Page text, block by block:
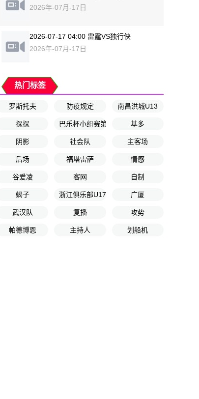
2026年-07月-17日
2026-07-17 04:00 雷霆VS独行侠
2026年-07月-17日
热门标签
罗斯托夫 防疫规定 南昌洪城U13
探探 巴乐杯小组赛第1轮 基多
阴影 社会队 主客场
后场 福塔雷萨 情感
谷爱凌 客网 自制
蝎子 浙江俱乐部U17 广厦
武汉队 复播 攻势
帕德博恩 主持人 划船机